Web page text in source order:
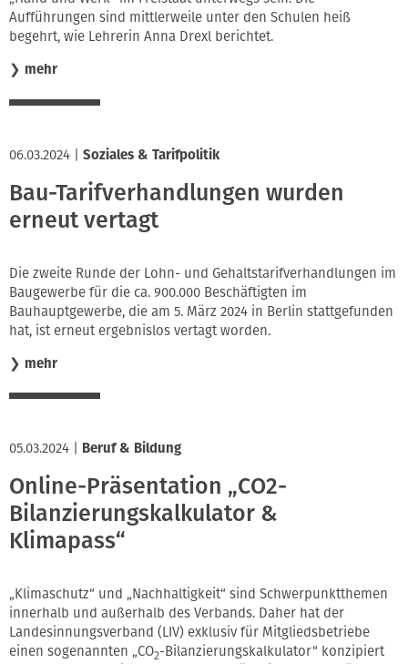
Aufführungen sind mittlerweile unter den Schulen heiß
begehrt, wie Lehrerin Anna Drexl berichtet.
❯ mehr
06.03.2024 Soziales & Tarifpolitik
Bau-Tarifverhandlungen wurden
erneut vertagt
Die zweite Runde der Lohn- und Gehaltstarifverhandlungen im
Baugewerbe für die ca. 900.000 Beschäftigten im
Bauhauptgewerbe, die am 5. März 2024 in Berlin stattgefunden
hat, ist erneut ergebnislos vertagt worden.
❯ mehr
05.03.2024 Beruf & Bildung
Online-Präsentation „CO2-
Bilanzierungskalkulator &
Klimapass“
„Klimaschutz“ und „Nachhaltigkeit“ sind Schwerpunktthemen
innerhalb und außerhalb des Verbands. Daher hat der
Landesinnungsverband (LIV) exklusiv für Mitgliedsbetriebe
einen sogenannten „CO2-Bilanzierungskalkulator“ konzipiert